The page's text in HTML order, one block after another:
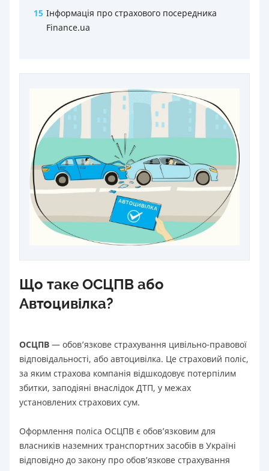
15 Інформація про страхового посередника
Finance.ua
Що таке ОСЦПВ або
Автоцивілка?
ОСЦПВ — обов’язкове страхування цивільно-правової
відповідальності, або автоцивілка. Це страховий поліс,
за яким страхова компанія відшкодовує потерпілим
збитки, заподіяні внаслідок ДТП, у межах
установлених страхових сум.
Оформлення поліса ОСЦПВ є обов’язковим для
власників наземних транспортних засобів в Україні
відповідно до закону про обов’язкове страхування